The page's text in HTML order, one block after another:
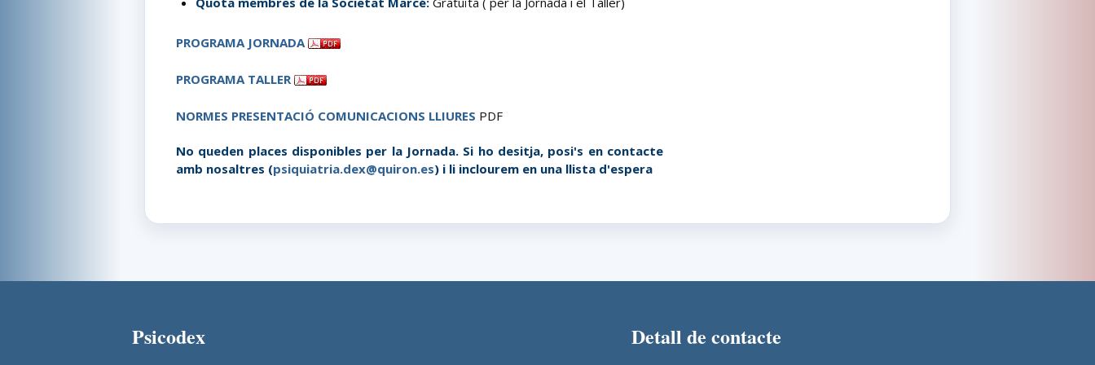
PROGRAMA JORNADA
PROGRAMA TALLER
NORMES PRESENTACIÓ COMUNICACIONS LLIURES PDF
No queden places disponibles per la Jornada. Si ho desitja, posi's en contacte
amb nosaltres (psiquiatria.dex@quiron.es) i li inclourem en una llista d'espera
Psicodex Detall de contacte